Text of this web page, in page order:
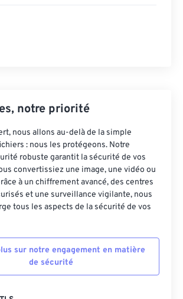
notre priorité
nous allons au-delà de la simple
: nous les protégeons. Notre
robuste garantit la sécurité de vos
convertissiez une image, une vidéo ou
à un chiffrement avancé, des centres
et une surveillance vigilante, nous
tous les aspects de la sécurité de vos
sur notre engagement en matière
de sécurité